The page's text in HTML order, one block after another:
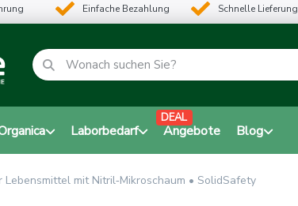
Einfache Bezahlung Schnelle Lieferung
Laborbedarf Angebote
DEAL
Blog
mit Nitril‑Mikroschaum • SolidSafety